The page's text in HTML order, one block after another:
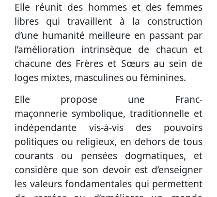
Elle réunit des hommes et des femmes
libres qui travaillent à la construction
d’une humanité meilleure en passant par
l’amélioration intrinsèque de chacun et
chacune des Frères et Sœurs au sein de
loges mixtes, masculines ou féminines.
Elle propose une Franc-
maçonnerie symbolique, traditionnelle et
indépendante vis-à-vis des pouvoirs
politiques ou religieux, en dehors de tous
courants ou pensées dogmatiques, et
considère que son devoir est d’enseigner
les valeurs fondamentales qui permettent